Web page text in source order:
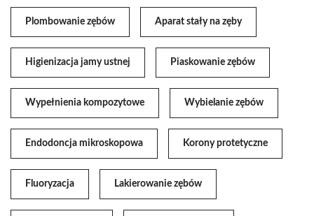
Plombowanie zębów Aparat stały na zęby
Higienizacja jamy ustnej Piaskowanie zębów
Wypełnienia kompozytowe Wybielanie zębów
Endodoncja mikroskopowa Korony protetyczne
Fluoryzacja Lakierowanie zębów